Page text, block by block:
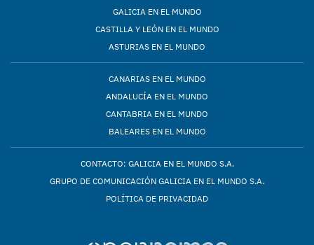
GALICIA EN EL MUNDO
CASTILLA Y LEÓN EN EL MUNDO
ASTURIAS EN EL MUNDO
CANARIAS EN EL MUNDO
ANDALUCÍA EN EL MUNDO
CANTABRIA EN EL MUNDO
BALEARES EN EL MUNDO
CONTACTO: GALICIA EN EL MUNDO S.A.
GRUPO DE COMUNICACIÓN GALICIA EN EL MUNDO S.A.
POLÍTICA DE PRIVACIDAD